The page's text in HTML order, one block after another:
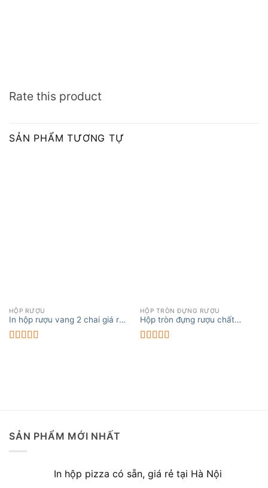
Rate this product
SẢN PHẨM TƯƠNG TỰ
HỘP RƯỢU
In hộp rượu vang 2 chai giá rẻ,
chất lượng
HỘP TRÒN ĐỰNG RƯỢU
Hộp tròn đựng rượu chất
lượng, giá rẻ
SẢN PHẨM MỚI NHẤT
In hộp pizza có sẵn, giá rẻ tại Hà Nội